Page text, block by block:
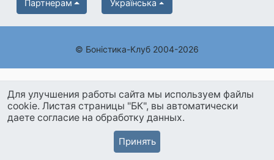
Партнерам Українська
© Боністика-Клуб 2004-2026
Для улучшения работы сайта мы используем файлы
cookie. Листая страницы "БК", вы автоматически
даете согласие на обработку данных.
Принять